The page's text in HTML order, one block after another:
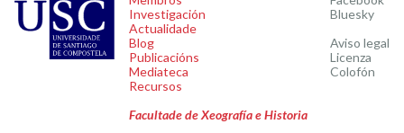
Investigación
Actualidade
Blog
Publicacións
Mediateca
Recursos
Bluesky
Aviso legal
Licenza
Colofón
Facultade de Xeografía e Historia